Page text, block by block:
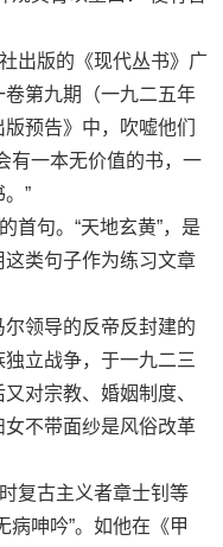
版的《现代丛书》广
第九期（一九二五年
预告》中，吹嘘他们
有一本无价值的书，一
”
句。“天地玄黄”，是
这类句子作为练习文章
领导的反帝反封建的
立战争，于一九二三
对宗教、婚姻制度、
不带面纱是风俗改革
复古主义者章士钊等
病呻吟”。如他在《甲